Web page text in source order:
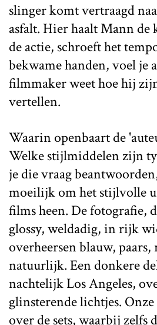
slinger komt vertraagd
asfalt. Hier haalt Mann
de actie, schroeft het
bekwame handen, voel je
filmmaker weet hoe hij
vertellen.
Waarin openbaart de
Welke stijlmiddelen zijn
je die vraag
moeilijk om het stijlvolle
films heen. De fotografie,
glossy, weldadig, in rijk
overheersen blauw,
natuurlijk. Een donkere
nachtelijk Los Angeles,
glinsterende lichtjes.
over de sets, waarbij zelfs